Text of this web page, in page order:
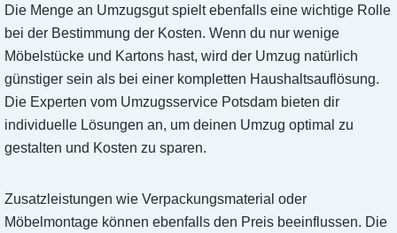
Die Menge an Umzugsgut spielt ebenfalls eine wichtige Rolle
bei der Bestimmung der Kosten. Wenn du nur wenige
Möbelstücke und Kartons hast, wird der Umzug natürlich
günstiger sein als bei einer kompletten Haushaltsauflösung.
Die Experten vom Umzugsservice Potsdam bieten dir
individuelle Lösungen an, um deinen Umzug optimal zu
gestalten und Kosten zu sparen.
Zusatzleistungen wie Verpackungsmaterial oder
Möbelmontage können ebenfalls den Preis beeinflussen. Die